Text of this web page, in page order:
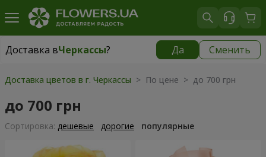
Доставка вЧеркассы? Да Сменить
Доставка вЧеркассы|
Доставка цветов в г. Черкассы > По цене > до 700 грн
до 700 грн
Cортировка: дешевые дорогие популярные